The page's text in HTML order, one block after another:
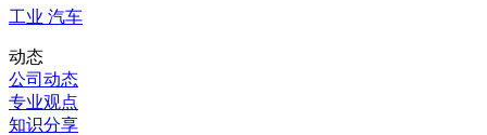
工业 汽车
动态
公司动态
专业观点
知识分享